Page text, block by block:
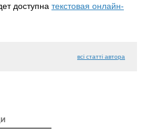
доступна текстовая онлайн-
всі статті автора